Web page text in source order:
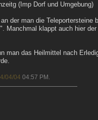
(Imp Dorf und Umgebung)
der man die
Manchmal klappt auch hier
man das Heilmittel nach
04/04 04:57 PM